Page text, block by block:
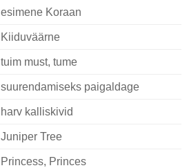
esimene Koraan
Kiiduväärne
tuim must, tume
suurendamiseks paigaldage
harv kalliskivid
Juniper Tree
Princess, Princes